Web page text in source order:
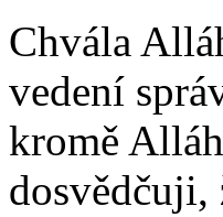
Chvála
vedení
kromě
dosvědčuji,